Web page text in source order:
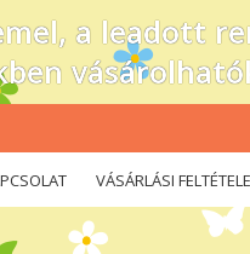
a leadott
VÁSÁRLÁSI